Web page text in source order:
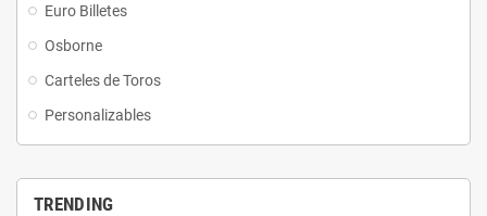
Euro Billetes
Osborne
Carteles de Toros
Personalizables
TRENDING